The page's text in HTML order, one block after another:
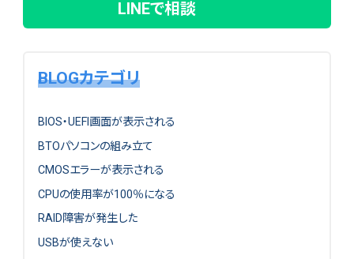
LINEで相談
BLOGカテゴリ
BIOS・UEFI画面が表示される
BTOパソコンの組み立て
CMOSエラーが表示される
CPUの使用率が100％になる
RAID障害が発生した
USBが使えない